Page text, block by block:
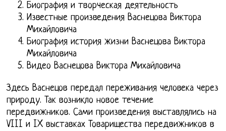
Биография и творческая деятельность
Известные произведения Васнецова Виктора
Михайловича
Биография история жизни Васнецова Виктора
Михайловича
Видео Васнецова Виктора Михайловича
Здесь Васнецов передал переживания человека через
природу. Так возникло новое течение
передвижников. Сами произведения выставлялись на
VIII и IX выставках Товарищества передвижников в